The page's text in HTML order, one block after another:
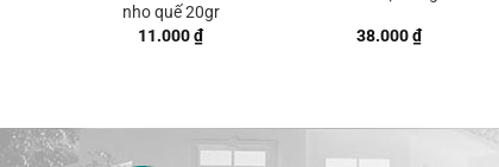
nho quế 20gr
11.000₫ 38.000₫